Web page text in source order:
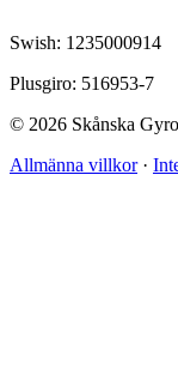
Swish: 1235000914
Plusgiro: 516953-7
© 2026 Skånska
Allmänna villkor ·